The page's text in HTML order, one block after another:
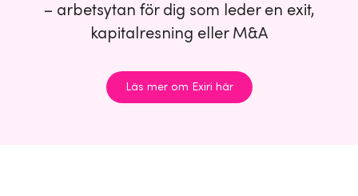
– arbetsytan för dig som leder en exit,
kapitalresning eller M&A
Läs mer om Exiri här